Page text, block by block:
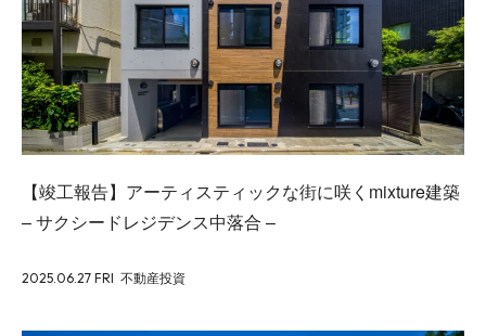
【竣工報告】アーティスティックな街に咲くmixture建築
– サクシードレジデンス中落合 –
2025.06.27 FRI 不動産投資